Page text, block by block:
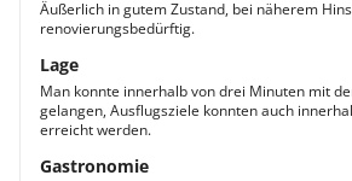
Äußerlich in gutem Zustand, bei näherem
renovierungsbedürftig.
Lage
Man konnte innerhalb von drei Minuten mit
gelangen, Ausflugsziele konnten auch
erreicht werden.
Gastronomie